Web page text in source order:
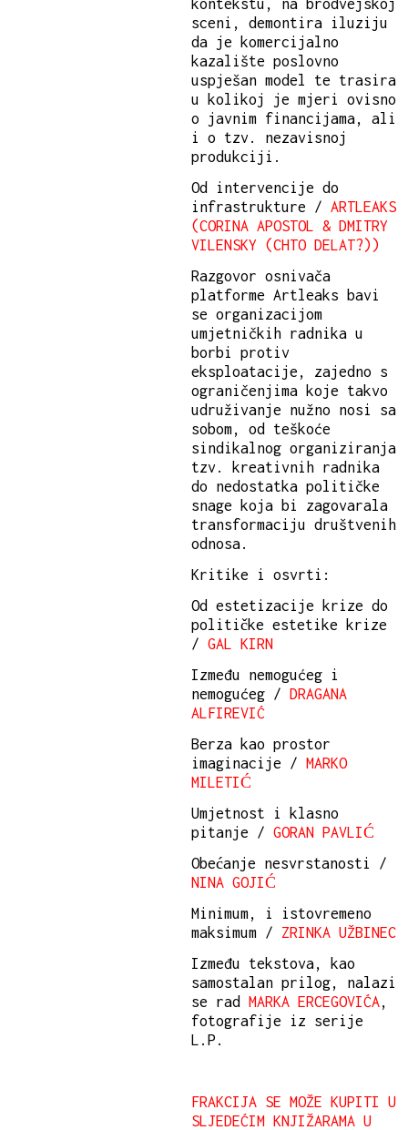
kontekstu, na brodvejskoj
sceni, demontira iluziju
da je komercijalno
kazalište poslovno
uspješan model te trasira
u kolikoj je mjeri ovisno
o javnim financijama, ali
i o tzv. nezavisnoj
produkciji.
Od intervencije do
infrastrukture / ARTLEAKS
(CORINA APOSTOL & DMITRY
VILENSKY (CHTO DELAT?))
Razgovor osnivača
platforme Artleaks bavi
se organizacijom
umjetničkih radnika u
borbi protiv
eksploatacije, zajedno s
ograničenjima koje takvo
udruživanje nužno nosi sa
sobom, od teškoće
sindikalnog organiziranja
tzv. kreativnih radnika
do nedostatka političke
snage koja bi zagovarala
transformaciju društvenih
odnosa.
Kritike i osvrti:
Od estetizacije krize do
političke estetike krize
/ GAL KIRN
Između nemogućeg i
nemogućeg / DRAGANA
ALFIREVIĆ
Berza kao prostor
imaginacije / MARKO
MILETIĆ
Umjetnost i klasno
pitanje / GORAN PAVLIĆ
Obećanje nesvrstanosti /
NINA GOJIĆ
Minimum, i istovremeno
maksimum / ZRINKA UŽBINEC
Između tekstova, kao
samostalan prilog, nalazi
se rad MARKA ERCEGOVIĆA,
fotografije iz serije
L.P.
FRAKCIJA SE MOŽE KUPITI U
SLJEDEĆIM KNJIŽARAMA U